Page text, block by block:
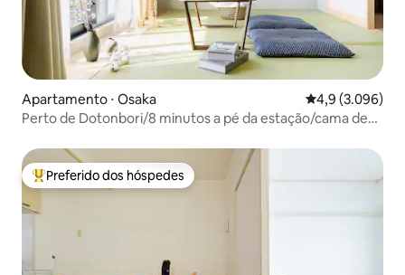
Apartamento ⋅ Osaka 4,9 de uma
4,9 (3.096)
Perto de Dotonbori/8 minutos a pé da estação/cama de
Entre os melhores preferidos dos hóspedes
Preferido dos hóspedes